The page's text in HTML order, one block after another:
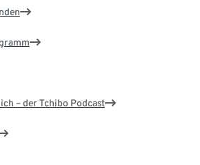
– der Tchibo Podcast